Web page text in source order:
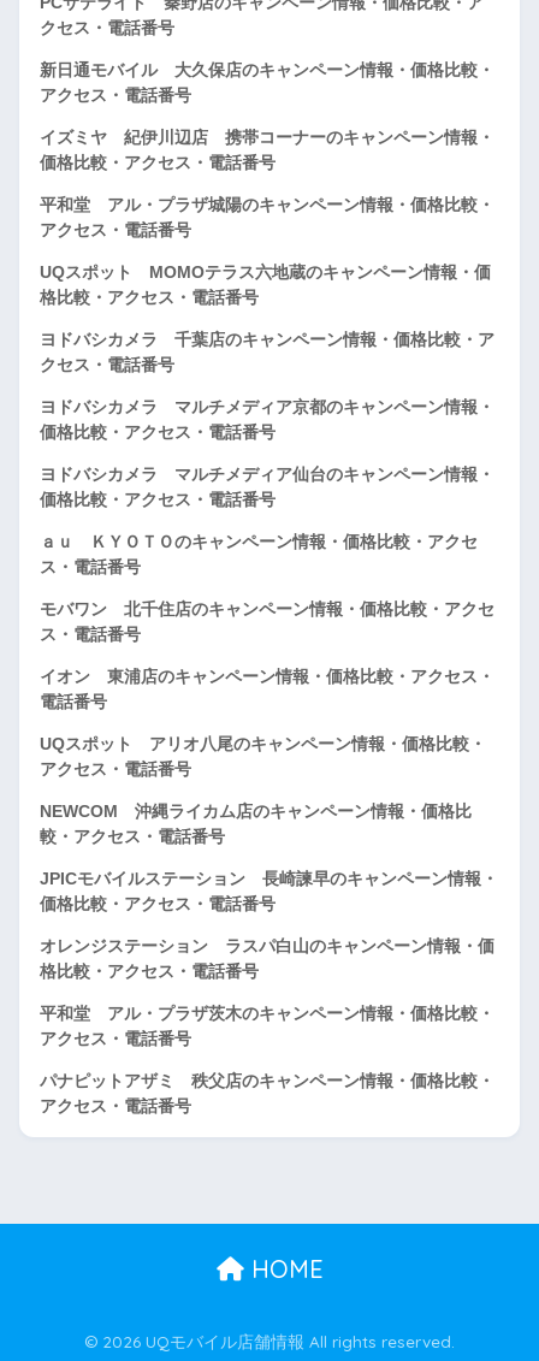
クセス・電話番号
新日通モバイル 大久保店のキャンペーン情報・価格比較・
アクセス・電話番号
イズミヤ 紀伊川辺店 携帯コーナーのキャンペーン情報・
価格比較・アクセス・電話番号
平和堂 アル・プラザ城陽のキャンペーン情報・価格比較・
アクセス・電話番号
UQスポット MOMOテラス六地蔵のキャンペーン情報・価
格比較・アクセス・電話番号
ヨドバシカメラ 千葉店のキャンペーン情報・価格比較・ア
クセス・電話番号
ヨドバシカメラ マルチメディア京都のキャンペーン情報・
価格比較・アクセス・電話番号
ヨドバシカメラ マルチメディア仙台のキャンペーン情報・
価格比較・アクセス・電話番号
ａｕ ＫＹＯＴＯのキャンペーン情報・価格比較・アクセ
ス・電話番号
モバワン 北千住店のキャンペーン情報・価格比較・アクセ
ス・電話番号
イオン 東浦店のキャンペーン情報・価格比較・アクセス・
電話番号
UQスポット アリオ八尾のキャンペーン情報・価格比較・
アクセス・電話番号
NEWCOM 沖縄ライカム店のキャンペーン情報・価格比
較・アクセス・電話番号
JPICモバイルステーション 長崎諫早のキャンペーン情報・
価格比較・アクセス・電話番号
オレンジステーション ラスパ白山のキャンペーン情報・価
格比較・アクセス・電話番号
平和堂 アル・プラザ茨木のキャンペーン情報・価格比較・
アクセス・電話番号
パナピットアザミ 秩父店のキャンペーン情報・価格比較・
アクセス・電話番号
HOME
© 2026 UQモバイル店舗情報 All rights reserved.